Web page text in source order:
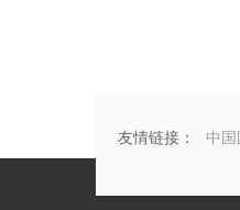
友情链接： 中